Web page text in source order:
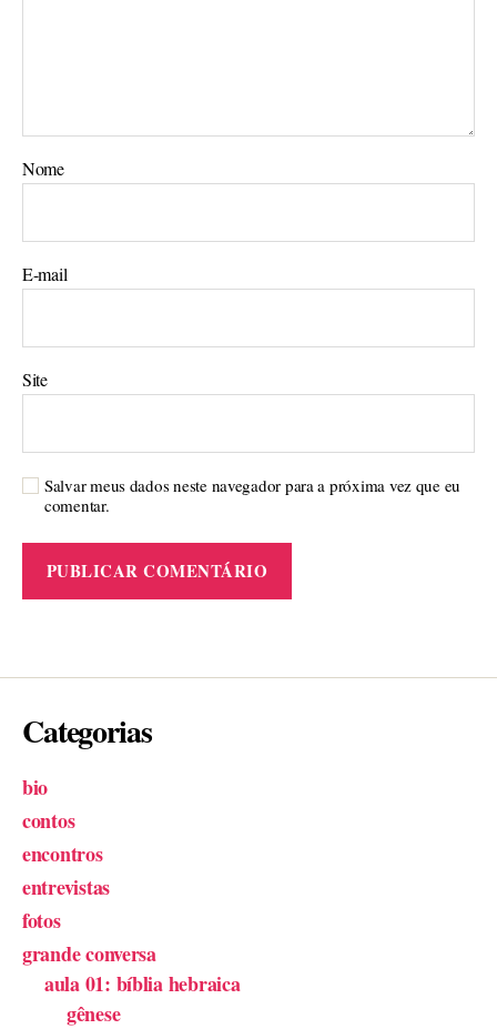
Nome
E-mail
Site
Salvar meus dados neste navegador para a próxima vez que eu
comentar.
Categorias
bio
contos
encontros
entrevistas
fotos
grande conversa
aula 01: bíblia hebraica
gênese